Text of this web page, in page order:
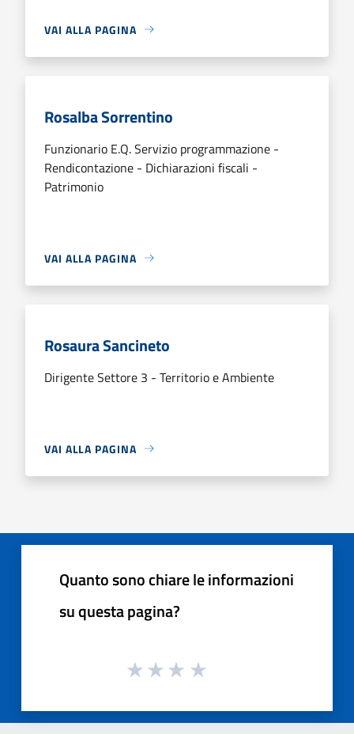
VAI ALLA PAGINA
Rosalba Sorrentino
Funzionario E.Q. Servizio programmazione -
Rendicontazione - Dichiarazioni fiscali -
Patrimonio
VAI ALLA PAGINA
Rosaura Sancineto
Dirigente Settore 3 - Territorio e Ambiente
VAI ALLA PAGINA
Quanto sono chiare le informazioni
su questa pagina?